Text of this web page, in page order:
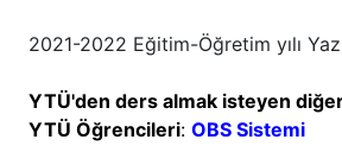
2021-2022 Eğitim-Öğretim yılı
YTÜ'den ders almak isteyen
YTÜ Öğrencileri: OBS Sistemi